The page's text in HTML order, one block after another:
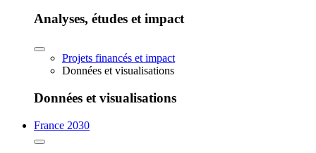
Analyses, études et impact
Projets financés et impact
Données et visualisations
Données et visualisations
France 2030